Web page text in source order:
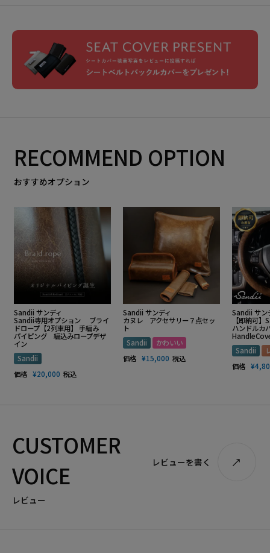
RECOMMEND OPTION
おすすめオプション
Sandii サンディ
Sandii専用オプション ブライ
ドロープ【2列車用】 手編み
パイピング 編込みロープデザ
イン
Sandii
価格 ¥20,000 税込
Sandii サンディ
カヌレ アクセサリー７点セッ
ト
Sandii
かわいい
価格 ¥15,000 税込
Sandii サン
【即納可
ハンドルカ
Sandii
価格 ¥
CUSTOMER
VOICE
レビュー
レビューを書く